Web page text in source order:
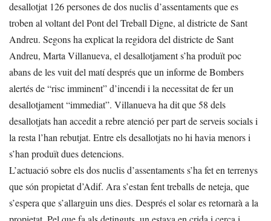
desallotjat 126 persones de dos nuclis d’assentaments que es
troben al voltant del Pont del Treball Digne, al districte de Sant
Andreu. Segons ha explicat la regidora del districte de Sant
Andreu, Marta Villanueva, el desallotjament s’ha produït poc
abans de les vuit del matí després que un informe de Bombers
alertés de “risc imminent” d’incendi i la necessitat de fer un
desallotjament “immediat”. Villanueva ha dit que 58 dels
desallotjats han accedit a rebre atenció per part de serveis socials i
la resta l’han rebutjat. Entre els desallotjats no hi havia menors i
s’han produït dues detencions.
L’actuació sobre els dos nuclis d’assentaments s’ha fet en terrenys
que són propietat d’Adif. Ara s’estan fent treballs de neteja, que
s’espera que s’allarguin uns dies. Després el solar es retornarà a la